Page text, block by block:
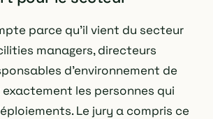
parce qu'il vient du secteur
managers, directeurs
d'environnement de
les personnes qui
Le jury a compris ce